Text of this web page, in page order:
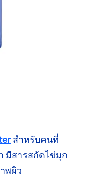
สำหรับคนที่
มีสารสกัดไข่มุก
พผิว